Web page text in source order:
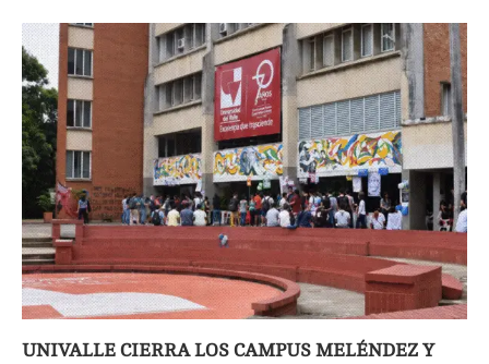
UNIVALLE CIERRA LOS CAMPUS MELÉNDEZ Y